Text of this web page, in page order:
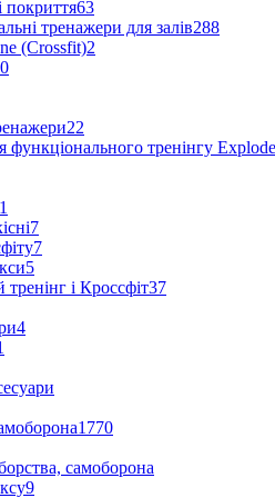
покриття63
тренажери для залів288
(Crossfit)2
0
22
функціонального тренінгу Explode
7
7
5
і Кроссфіт37
4
1770
самоборона
9